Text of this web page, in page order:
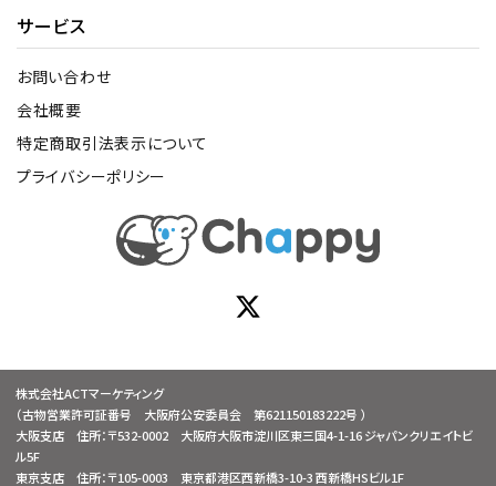
サービス
お問い合わせ
会社概要
特定商取引法表示について
プライバシーポリシー
株式会社ACTマーケティング
（古物営業許可証番号 大阪府公安委員会 第621150183222号 ）
大阪支店 住所：〒532-0002 大阪府大阪市淀川区東三国4-1-16 ジャパンクリエイトビ
ル5F
東京支店 住所：〒105-0003 東京都港区西新橋3-10-3 西新橋HSビル1F